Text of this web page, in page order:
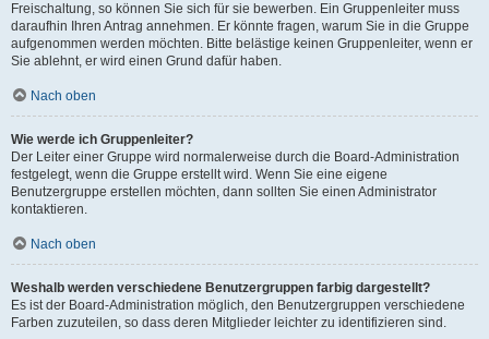
Freischaltung, so können Sie sich für sie bewerben. Ein Gruppenleiter muss
daraufhin Ihren Antrag annehmen. Er könnte fragen, warum Sie in die Gruppe
aufgenommen werden möchten. Bitte belästige keinen Gruppenleiter, wenn er
Sie ablehnt, er wird einen Grund dafür haben.
Nach oben
Wie werde ich Gruppenleiter?
Der Leiter einer Gruppe wird normalerweise durch die Board-Administration
festgelegt, wenn die Gruppe erstellt wird. Wenn Sie eine eigene
Benutzergruppe erstellen möchten, dann sollten Sie einen Administrator
kontaktieren.
Nach oben
Weshalb werden verschiedene Benutzergruppen farbig dargestellt?
Es ist der Board-Administration möglich, den Benutzergruppen verschiedene
Farben zuzuteilen, so dass deren Mitglieder leichter zu identifizieren sind.